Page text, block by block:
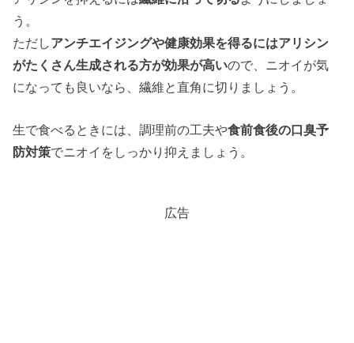
う。
ただしアンチエイジングや健康効果を得るにはアリシン
がたくさん生成される方が効果が高いので、ニオイが気
になっても良いなら、繊維と直角に切りましょう。
生で食べるときには、調理前の工夫や食前食後の口臭予
防対策でニオイをしっかり抑えましょう。
広告